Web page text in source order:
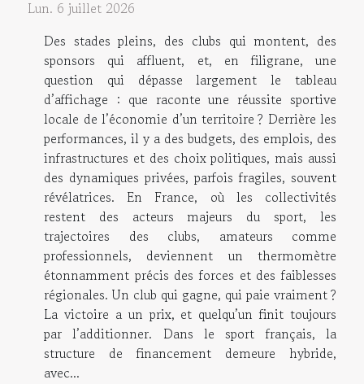
Lun. 6 juillet 2026
Des stades pleins, des clubs qui montent, des
sponsors qui affluent, et, en filigrane, une
question qui dépasse largement le tableau
d’affichage : que raconte une réussite sportive
locale de l’économie d’un territoire ? Derrière les
performances, il y a des budgets, des emplois, des
infrastructures et des choix politiques, mais aussi
des dynamiques privées, parfois fragiles, souvent
révélatrices. En France, où les collectivités
restent des acteurs majeurs du sport, les
trajectoires des clubs, amateurs comme
professionnels, deviennent un thermomètre
étonnamment précis des forces et des faiblesses
régionales. Un club qui gagne, qui paie vraiment ?
La victoire a un prix, et quelqu’un finit toujours
par l’additionner. Dans le sport français, la
structure de financement demeure hybride,
avec...